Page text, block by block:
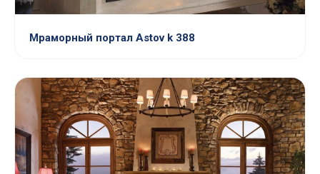
Мраморный портал Astov k 388